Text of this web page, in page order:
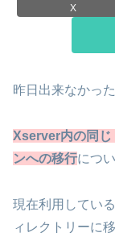
X
昨日出来なかっ
Xserver内の同じ
ンへの移行につ
現在利用してい
ィレクトリーに